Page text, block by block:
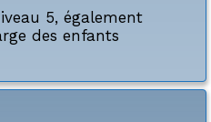
5, également
des enfants